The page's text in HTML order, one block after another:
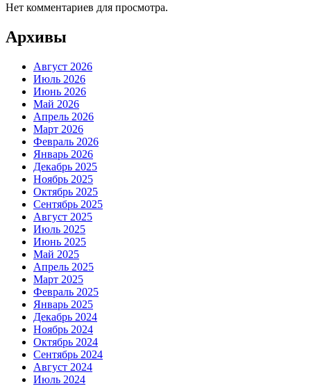
Нет комментариев для просмотра.
Архивы
Август 2026
Июль 2026
Июнь 2026
Май 2026
Апрель 2026
Март 2026
Февраль 2026
Январь 2026
Декабрь 2025
Ноябрь 2025
Октябрь 2025
Сентябрь 2025
Август 2025
Июль 2025
Июнь 2025
Май 2025
Апрель 2025
Март 2025
Февраль 2025
Январь 2025
Декабрь 2024
Ноябрь 2024
Октябрь 2024
Сентябрь 2024
Август 2024
Июль 2024